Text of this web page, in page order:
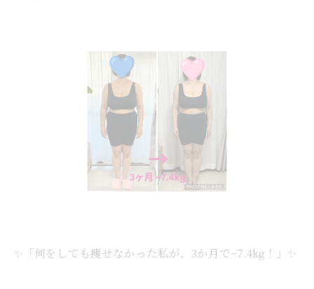
✨「何をしても痩せなかった私が、3か月で−7.4kg！」✨